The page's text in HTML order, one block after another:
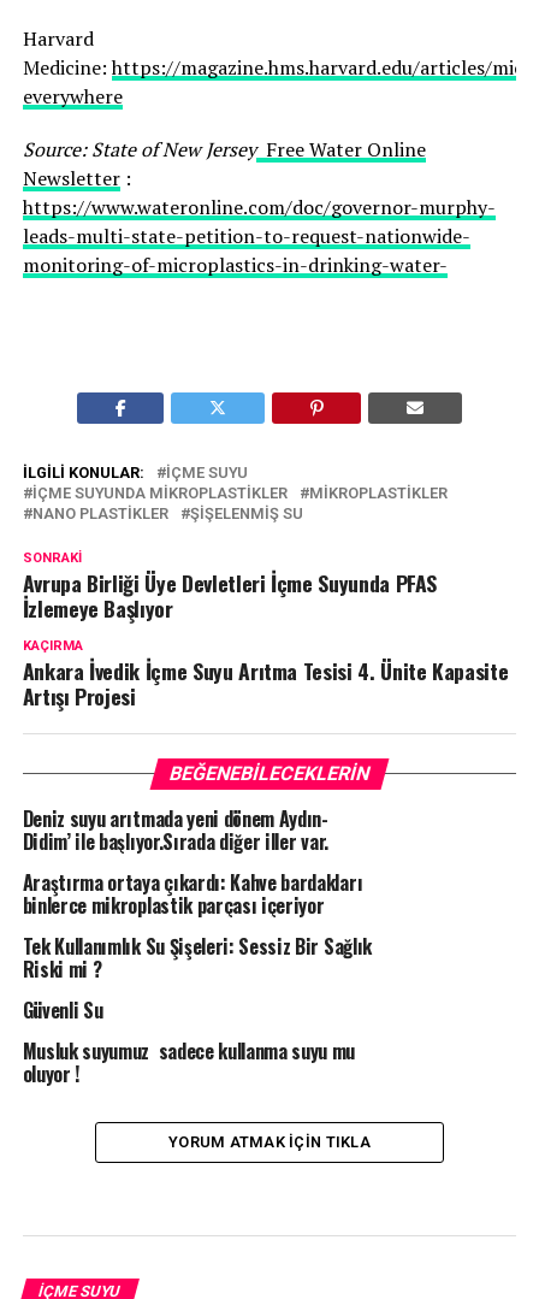
Harvard
Medicine:https://magazine.hms.harvard.edu/articles/
everywhere
Source: State of New JerseyFree Water Online
Newsletter:
https://www.wateronline.com/doc/governor-murphy-
leads-multi-state-petition-to-request-nationwide-
monitoring-of-microplastics-in-drinking-water-
İLGILI KONULAR:
İÇME SUYU
İÇME SUYUNDA MIKROPLASTIKLER
MIKROPLASTIKLER
NANO PLASTIKLER
ŞIŞELENMIŞ SU
SONRAKI
Avrupa Birliği Üye Devletleri İçme Suyunda PFAS
İzlemeye Başlıyor
KAÇIRMA
Ankara İvedik İçme Suyu Arıtma Tesisi 4. Ünite Kapasite
Artışı Projesi
BEĞENEBILECEKLERIN
Deniz suyu arıtmada yeni dönem Aydın-
Didim’ ile başlıyor.Sırada diğer iller var.
Araştırma ortaya çıkardı: Kahve bardakları
binlerce mikroplastik parçası içeriyor
Tek Kullanımlık Su Şişeleri: Sessiz Bir Sağlık
Riski mi ?
Güvenli Su
Musluk suyumuz sadece kullanma suyu mu
oluyor !
YORUM ATMAK IÇIN TIKLA
İÇME SUYU